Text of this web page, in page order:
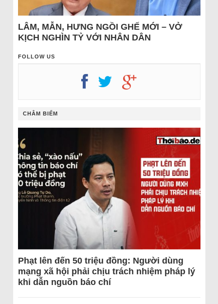
LÂM, MẪN, HƯNG NGỒI GHẾ MỚI – VỞ
KỊCH NGHÌN TỶ VỚI NHÂN DÂN
FOLLOW US
CHÂM BIẾM
Phạt lên đến 50 triệu đồng: Người dùng
mạng xã hội phải chịu trách nhiệm pháp lý
khi dẫn nguồn báo chí